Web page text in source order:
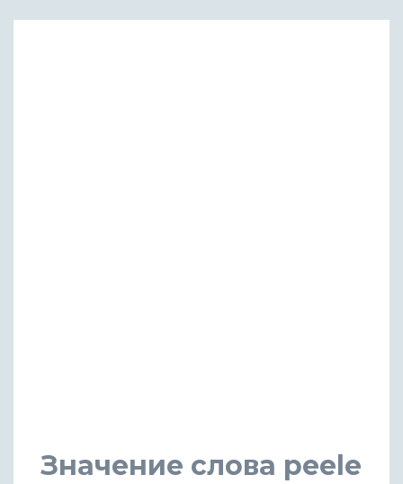
Значение слова peele